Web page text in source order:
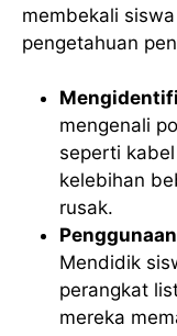
membekali
pengetahuan
mengenali
seperti
kelebihan
rusak.
Mendidik
perangkat
mereka